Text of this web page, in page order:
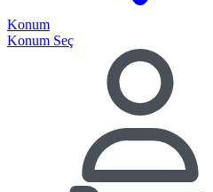
Konum
Konum Seç